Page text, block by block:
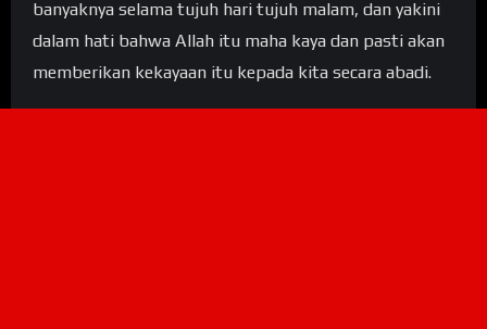
banyaknya selama tujuh hari tujuh malam, dan yakini
dalam hati bahwa Allah itu maha kaya dan pasti akan
memberikan kekayaan itu kepada kita secara abadi.